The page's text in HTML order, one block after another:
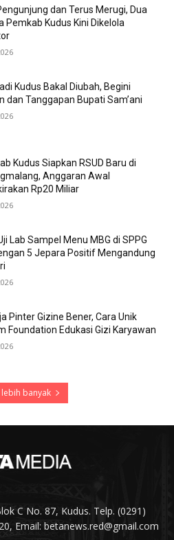
dan Terus Merugi, Dua
Pemkab Kudus Kini Dikelola
Kudus Bakal Diubah, Begini
dan Tanggapan Bupati Sam’ani
Kudus Siapkan RSUD Baru di
Anggaran Awal
Rp20 Miliar
Lab Sampel Menu MBG di SPPG
5 Jepara Positif Mengandung
Pinter Gizine Bener, Cara Unik
Foundation Edukasi Gizi Karyawan
lebih banyak
C No. 87, Kudus. Telp. (0291)
Email: betanews.red@gmail.com